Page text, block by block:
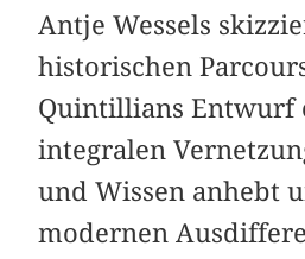
Antje Wessels
historischen
Quintillians Entwurf
integralen
und Wissen anhebt
modernen